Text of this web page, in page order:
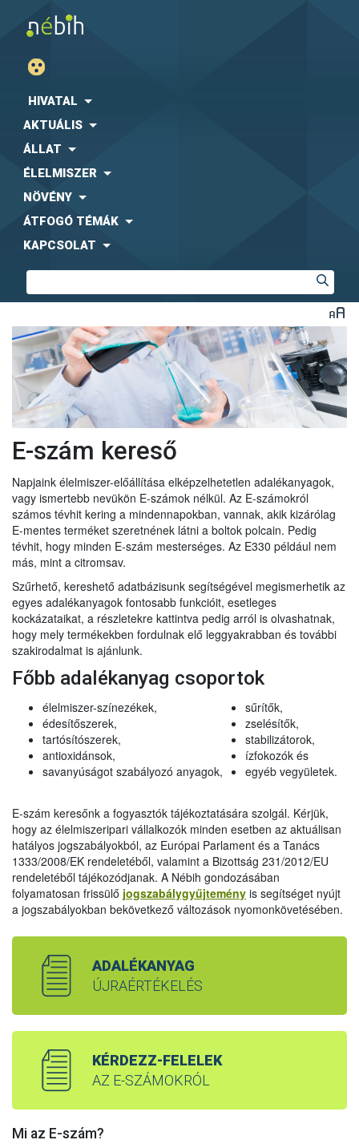
HIVATAL
AKTUÁLIS
ÁLLAT
ÉLELMISZER
NÖVÉNY
ÁTFOGÓ TÉMÁK
KAPCSOLAT
E-szám kereső
Napjaink élelmiszer-előállítása elképzelhetetlen adalékanyagok,
vagy ismertebb nevükön E-számok nélkül. Az E-számokról
számos tévhit kering a mindennapokban, vannak, akik kizárólag
E-mentes terméket szeretnének látni a boltok polcain. Pedig
tévhit, hogy minden E-szám mesterséges. Az E330 például nem
más, mint a citromsav.
Szűrhető, kereshető adatbázisunk segítségével megismerhetik az
egyes adalékanyagok fontosabb funkcióit, esetleges
kockázataikat, a részletekre kattintva pedig arról is olvashatnak,
hogy mely termékekben fordulnak elő leggyakrabban és további
szakirodalmat is ajánlunk.
Főbb adalékanyag csoportok
élelmiszer-színezékek,
édesítőszerek,
tartósítószerek,
antioxidánsok,
savanyúságot szabályozó anyagok,
sűrítők,
zselésítők,
stabilizátorok,
ízfokozók és
egyéb vegyületek.
E-szám keresőnk a fogyasztók tájékoztatására szolgál. Kérjük,
hogy az élelmiszeripari vállalkozók minden esetben az aktuálisan
hatályos jogszabályokból, az Európai Parlament és a Tanács
1333/2008/EK rendeletéből, valamint a Bizottság 231/2012/EU
rendeletéből tájékozódjanak. A Nébih gondozásában
folyamatosan frissülő jogszabálygyűjtemény is segítséget nyújt
a jogszabályokban bekövetkező változások nyomonkövetésében.
ADALÉKANYAG
ÚJRAÉRTÉKELÉS
KÉRDEZZ-FELELEK
AZ E-SZÁMOKRÓL
Mi az E-szám?